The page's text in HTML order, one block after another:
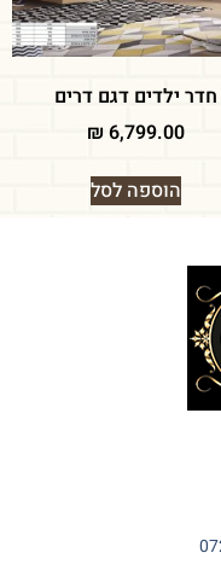
חדר ילדים דגם דרים
₪6,799.00
הוספה לסל